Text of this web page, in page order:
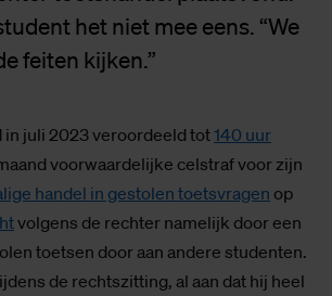
het niet mee eens. “We
feiten kijken.”
in juli 2023 veroordeeld tot140 uur
voorwaardelijke celstraf voor zijn
handel in gestolen toetsvragen op
volgens de rechter namelijk door een
toetsen door aan andere studenten.
de rechtszitting, al aan dat hij heel